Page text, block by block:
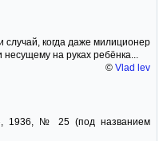
когда даже милиционер
на руках ребёнка...
© Vlad lev
1936, № 25 (под названием